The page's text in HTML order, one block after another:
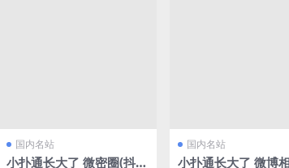
国内名站
小扑通长大了 微密圈(抖抖
国内名站
小扑通长大了 微博